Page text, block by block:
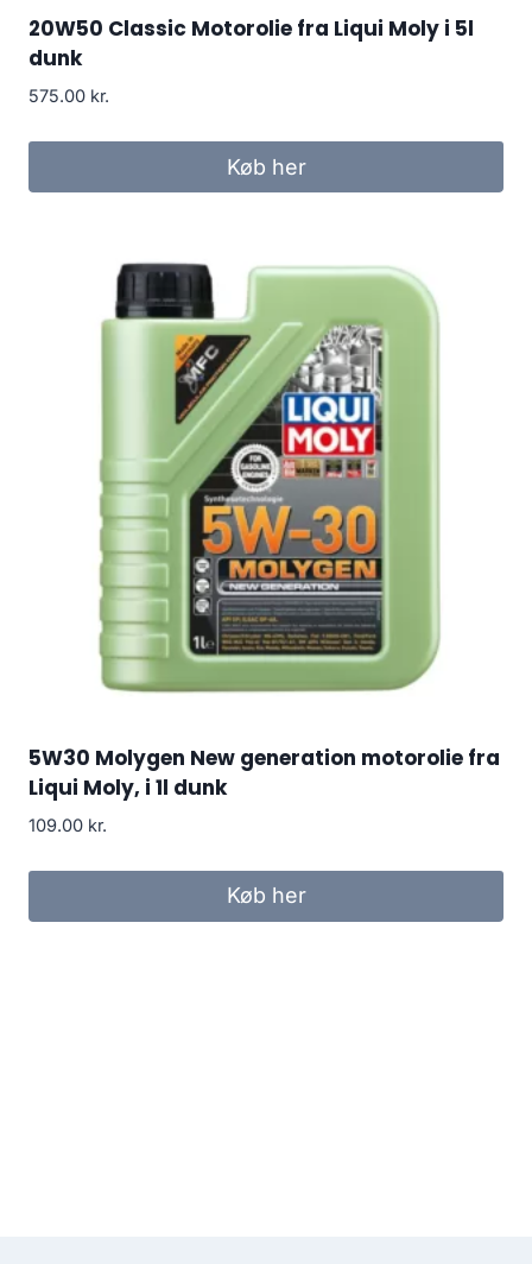
20W50 Classic Motorolie fra Liqui Moly i 5l
dunk
575.00 kr.
Køb her
5W30 Molygen New generation motorolie fra
Liqui Moly, i 1l dunk
109.00 kr.
Køb her